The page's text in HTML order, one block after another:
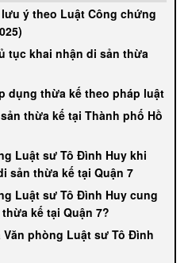
ý theo Luật Công chứng
tục khai nhận di sản thừa
dụng thừa kế theo pháp luật
thừa kế tại Thành phố Hồ
Luật sư Tô Đình Huy khi
sản thừa kế tại Quận 7
Luật sư Tô Đình Huy cung
kế tại Quận 7?
phòng Luật sư Tô Đình